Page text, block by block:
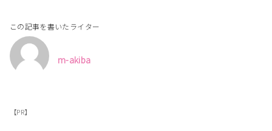
この記事を書いたライター
m-akiba
【PR】